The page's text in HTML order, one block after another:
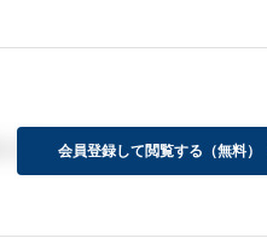
たね。会員登録して閲覧する（無料）